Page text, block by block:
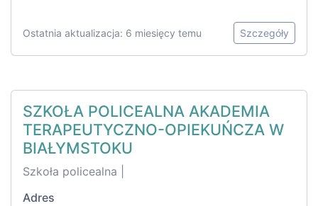
Ostatnia aktualizacja: 6 miesięcy temu Szczegóły
SZKOŁA POLICEALNA AKADEMIA
TERAPEUTYCZNO-OPIEKUŃCZA W
BIAŁYMSTOKU
Szkoła policealna |
Adres